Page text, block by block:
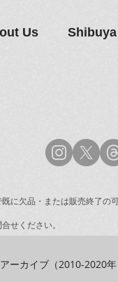
Us
に欠品・または販売終了
せください。
ーカイブ（2010-2020年